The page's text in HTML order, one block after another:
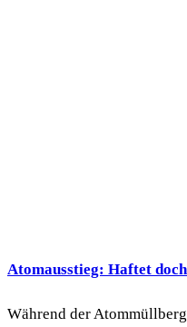
Atomausstieg: Haftet
Während der